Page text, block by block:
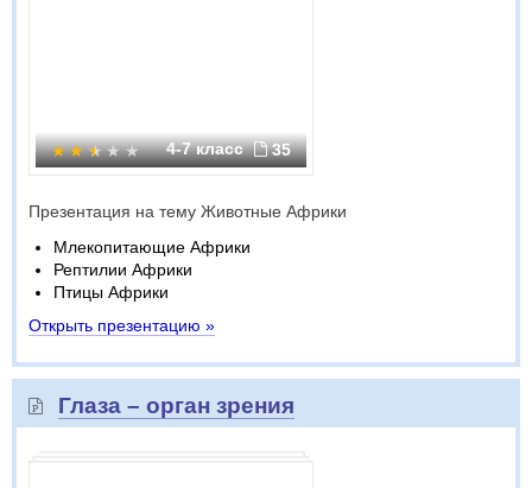
4-7 класс 35
Презентация на тему Животные Африки
Млекопитающие Африки
Рептилии Африки
Птицы Африки
Открыть презентацию »
Глаза – орган зрения